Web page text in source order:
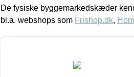
De fysiske byggemarkedskæder
bl.a. webshops som Frishop.dk,